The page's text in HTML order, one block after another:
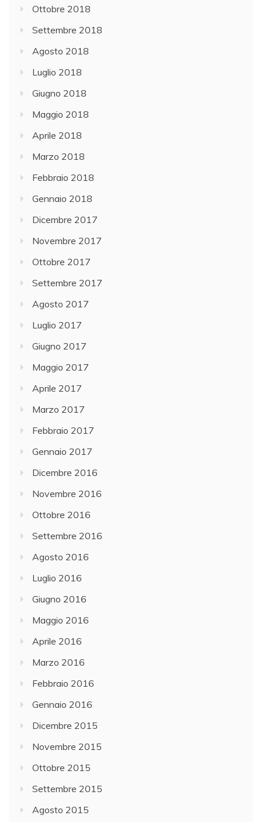
Ottobre 2018
Settembre 2018
Agosto 2018
Luglio 2018
Giugno 2018
Maggio 2018
Aprile 2018
Marzo 2018
Febbraio 2018
Gennaio 2018
Dicembre 2017
Novembre 2017
Ottobre 2017
Settembre 2017
Agosto 2017
Luglio 2017
Giugno 2017
Maggio 2017
Aprile 2017
Marzo 2017
Febbraio 2017
Gennaio 2017
Dicembre 2016
Novembre 2016
Ottobre 2016
Settembre 2016
Agosto 2016
Luglio 2016
Giugno 2016
Maggio 2016
Aprile 2016
Marzo 2016
Febbraio 2016
Gennaio 2016
Dicembre 2015
Novembre 2015
Ottobre 2015
Settembre 2015
Agosto 2015